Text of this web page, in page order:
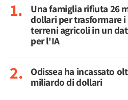
Una famiglia rifiuta 26
dollari per trasformare
terreni agricoli in un
per l'IA
Odissea ha incassato
miliardo di dollari